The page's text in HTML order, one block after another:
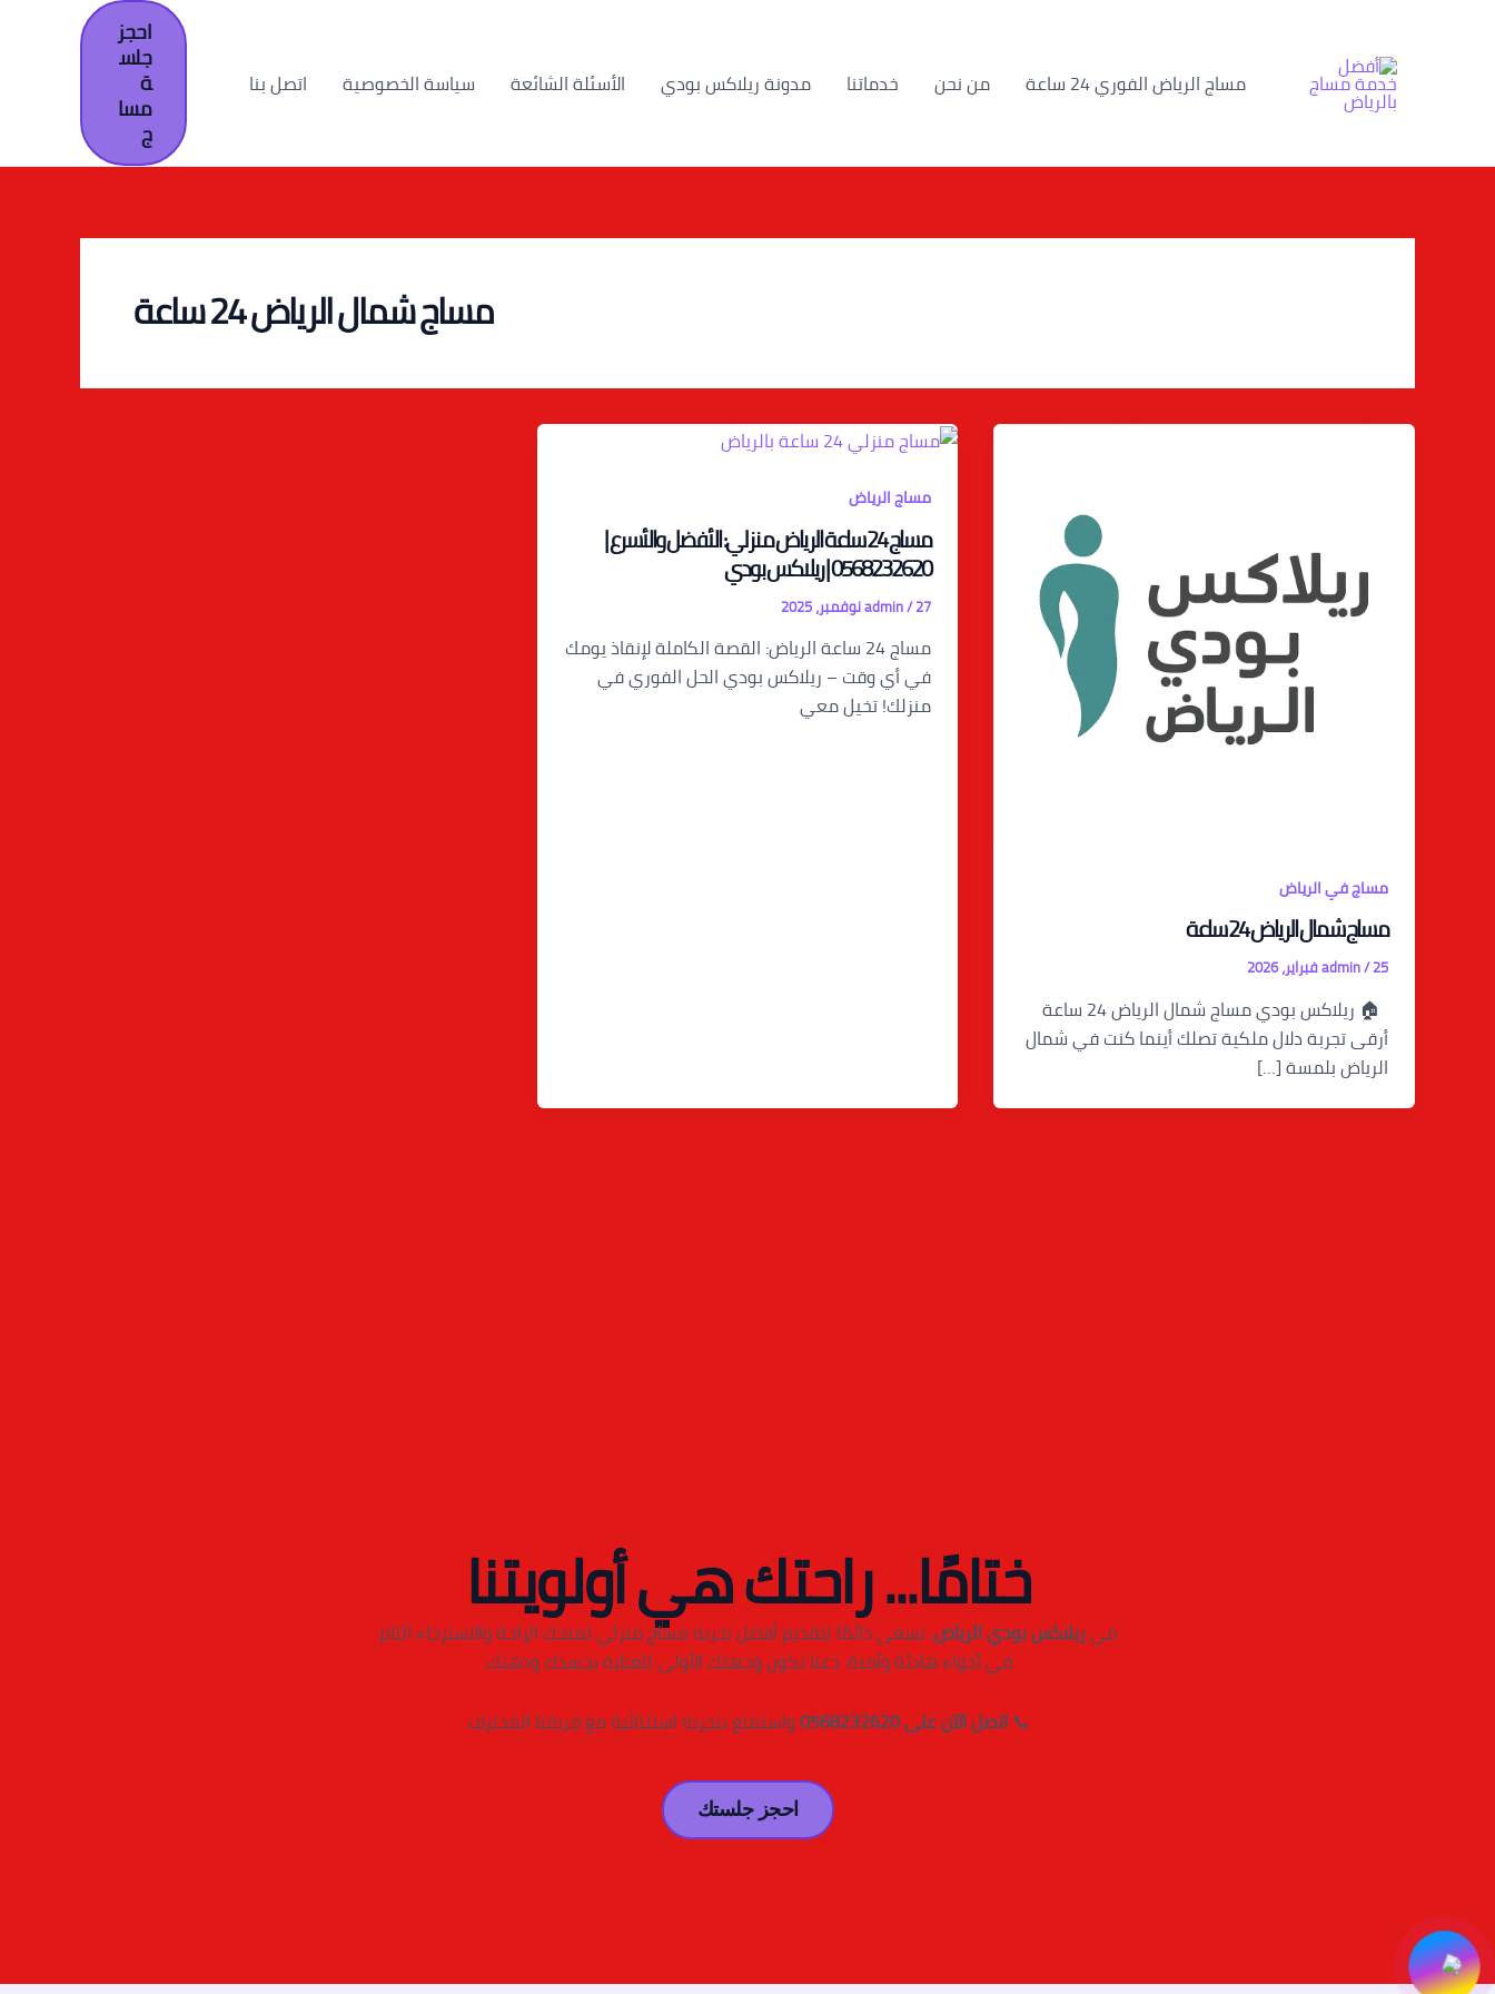
مساج الرياض الفوري 24 ساعة من نحن خدماتنا مدونة ريلاكس بودي الأسئلة الشائعة سياسة الخصوصية اتصل بنا
احجز
جلس
ة
مسا
ج
مساج شمال الرياض 24 ساعة
مساج في الرياض
مساج شمال الرياض 24 ساعة
admin/25 فبراير، 2026
🏠 ريلاكس بودي مساج شمال الرياض 24 ساعة
أرقى تجربة دلال ملكية تصلك أينما كنت في شمال
الرياض بلمسة […]
مساج الرياض
مساج 24 ساعة الرياض منزلي: الأفضل والأسرع |
0568232620 | ريلاكس بودي
admin/27 نوفمبر، 2025
مساج 24 ساعة الرياض: القصة الكاملة لإنقاذ يومك
في أي وقت – ريلاكس بودي الحل الفوري في
منزلك! تخيل معي
ختامًا... راحتك هي أولويتنا فيريلاكس بودي الرياض، نسعى دائمًا لتقديم أفضل تجربة مساج منزلي تمنحك الراحة والاسترخاء التام
في أجواء هادئة وآمنة. دعنا نكون وجهتك الأولى للعناية بجسدك وذهنك.
📞 اتصل الآن على 0568232620 واستمتع بتجربة استثنائية مع فريقنا المحترف.
احجز جلستك